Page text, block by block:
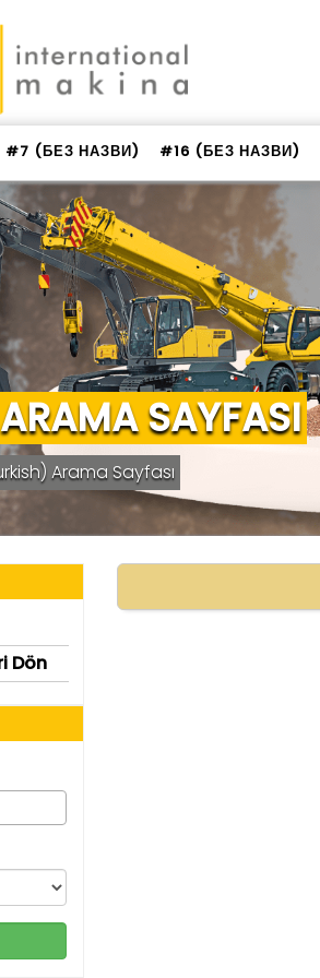
#7 (БЕЗ НАЗВИ) #16 (БЕЗ НАЗВИ)
SAYFASI
Arama Sayfası
Dön